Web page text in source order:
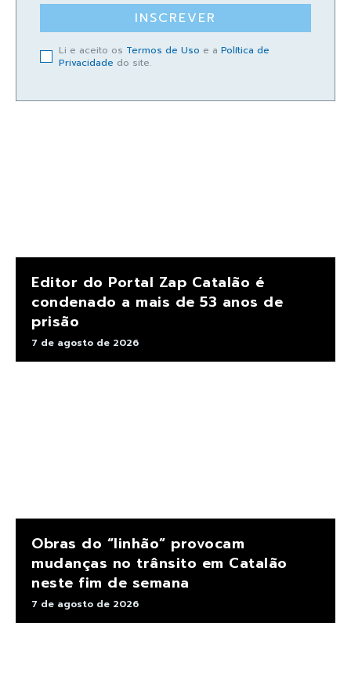
INSCREVER
Li e aceito os Termos de Uso e a Política de
Privacidade do site.
Editor do Portal Zap Catalão é
condenado a mais de 53 anos de
prisão
7 de agosto de 2026
Obras do “linhão” provocam
mudanças no trânsito em Catalão
neste fim de semana
7 de agosto de 2026